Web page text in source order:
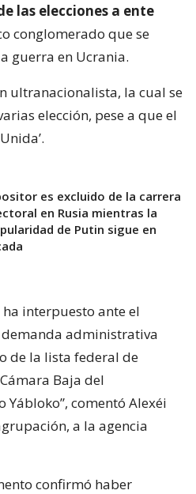
las elecciones a ente
conglomerado que se
guerra en Ucrania.
ultranacionalista, la cual se
elección, pese a que el
es excluido de la carrera
en Rusia mientras la
de Putin sigue en
interpuesto ante el
administrativa
de la lista federal de
Baja del
comentó Alexéi
a la agencia
confirmó haber